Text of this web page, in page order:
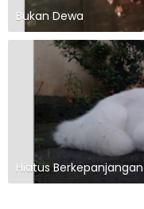
Bukan Dewa
Hiatus Berkepanjangan